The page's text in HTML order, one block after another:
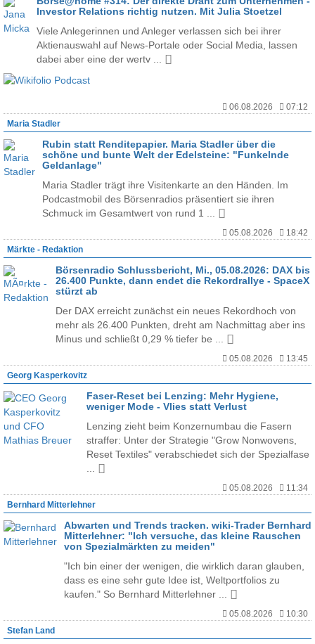
Investor Relations richtig nutzen. Mit Julia Stoetzel
Viele Anlegerinnen und Anleger verlassen sich bei ihrer
Aktienauswahl auf News-Portale oder Social Media, lassen
dabei aber eine der wertv ...
06.08.2026
07:12
Maria Stadler
Rubin statt Renditepapier. Maria Stadler über die
schöne und bunte Welt der Edelsteine: "Funkelnde
Geldanlage"
Maria Stadler trägt ihre Visitenkarte an den Händen. Im
Podcastmobil des Börsenradios präsentiert sie ihren
Schmuck im Gesamtwert von rund 1 ...
05.08.2026
18:42
Märkte - Redaktion
Börsenradio Schlussbericht, Mi., 05.08.2026: DAX bis
26.400 Punkte, dann endet die Rekordrallye - SpaceX
stürzt ab
Der DAX erreicht zunächst ein neues Rekordhoch von
mehr als 26.400 Punkten, dreht am Nachmittag aber ins
Minus und schließt 0,29 % tiefer be ...
05.08.2026
13:45
Georg Kasperkovitz
Faser-Reset bei Lenzing: Mehr Hygiene,
weniger Mode - Vlies statt Verlust
Lenzing zieht beim Konzernumbau die Fasern
straffer: Unter der Strategie "Grow Nonwovens,
Reset Textiles" verabschiedet sich der Spezialfase
05.08.2026
11:34
Bernhard Mitterlehner
Abwarten und Trends tracken. wiki-Trader Bernhard
Mitterlehner: "Ich versuche, das kleine Rauschen
von Spezialmärkten zu meiden"
"Ich bin einer der wenigen, die wirklich daran glauben,
dass es eine sehr gute Idee ist, Weltportfolios zu
kaufen." So Bernhard Mitterlehner ...
05.08.2026
10:30
Stefan Land